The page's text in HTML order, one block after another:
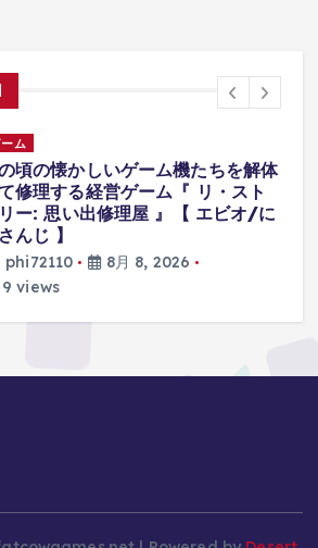
ゲーム機たちを解体
ゲーム『 リ・スト
理屋 』【 エビオ/に
8月 8, 2026